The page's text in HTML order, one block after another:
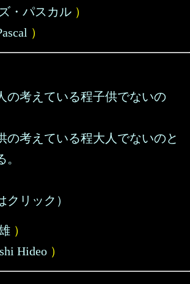
・パスカル ）
）
の考えている程子供でないの
の考えている程大人でないのと
クリック）
）
Hideo ）